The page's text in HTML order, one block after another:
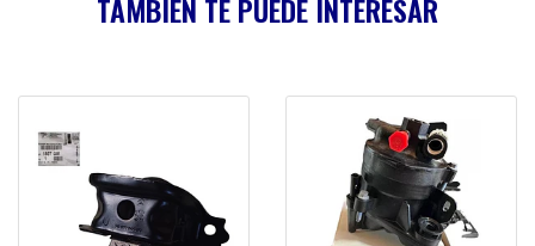
TAMBIÉN TE PUEDE INTERESAR